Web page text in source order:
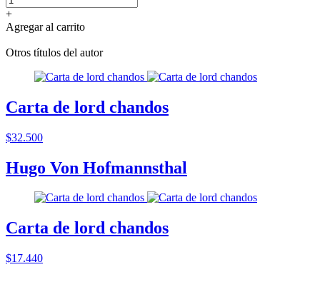
+
Agregar al carrito
Otros títulos del autor
Carta de lord chandos
$32.500
Hugo Von Hofmannsthal
Carta de lord chandos
$17.440